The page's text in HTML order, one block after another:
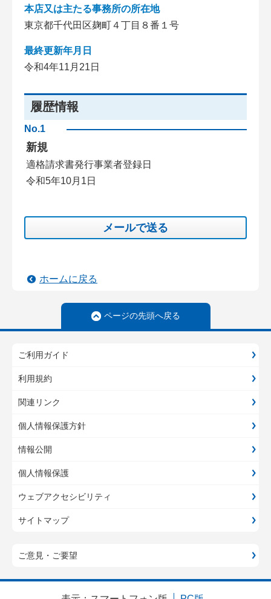
本店又は主たる事務所の所在地
東京都千代田区麹町４丁目８番１号
最終更新年月日
令和4年11月21日
履歴情報
No.1
新規
適格請求書発行事業者登録日
令和5年10月1日
メールで送る
ホームに戻る
ページの先頭へ戻る
ご利用ガイド
利用規約
関連リンク
個人情報保護方針
情報公開
個人情報保護
ウェブアクセシビリティ
サイトマップ
ご意見・ご要望